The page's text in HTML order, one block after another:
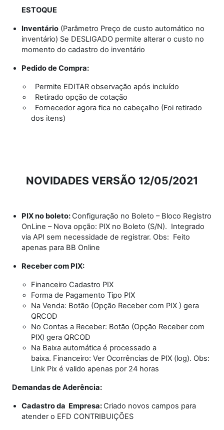
ESTOQUE
Inventário (Parâmetro Preço de custo automático no
inventário) Se DESLIGADO permite alterar o custo no
momento do cadastro do inventário
Pedido de Compra:
Permite EDITAR observação após incluído
Retirado opção de cotação
Fornecedor agora fica no cabeçalho (Foi retirado
dos itens)
NOVIDADES VERSÃO 12/05/2021
PIX no boleto: Configuração no Boleto – Bloco Registro
OnLine – Nova opção: PIX no Boleto (S/N). Integrado
via API sem necessidade de registrar. Obs: Feito
apenas para BB Online
Receber com PIX:
Financeiro Cadastro PIX
Forma de Pagamento Tipo PIX
Na Venda: Botão (Opção Receber com PIX ) gera
QRCOD
No Contas a Receber: Botão (Opção Receber com
PIX) gera QRCOD
Na Baixa automática é processado a
baixa. Financeiro: Ver Ocorrências de PIX (log). Obs:
Link Pix é valido apenas por 24 horas
Demandas de Aderência:
Cadastro da Empresa: Criado novos campos para
atender o EFD CONTRIBUIÇÕES